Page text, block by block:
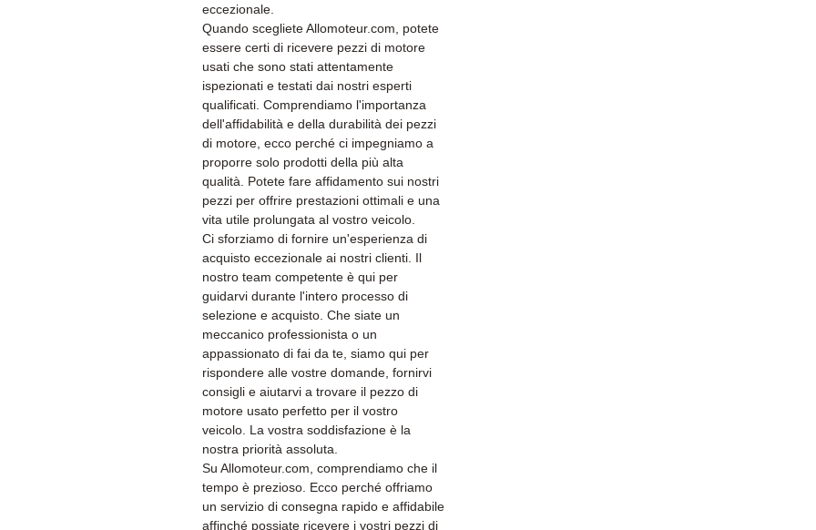
eccezionale.
Quando scegliete Allomoteur.com, potete
essere certi di ricevere pezzi di motore
usati che sono stati attentamente
ispezionati e testati dai nostri esperti
qualificati. Comprendiamo l'importanza
dell'affidabilità e della durabilità dei pezzi
di motore, ecco perché ci impegniamo a
proporre solo prodotti della più alta
qualità. Potete fare affidamento sui nostri
pezzi per offrire prestazioni ottimali e una
vita utile prolungata al vostro veicolo.
Ci sforziamo di fornire un'esperienza di
acquisto eccezionale ai nostri clienti. Il
nostro team competente è qui per
guidarvi durante l'intero processo di
selezione e acquisto. Che siate un
meccanico professionista o un
appassionato di fai da te, siamo qui per
rispondere alle vostre domande, fornirvi
consigli e aiutarvi a trovare il pezzo di
motore usato perfetto per il vostro
veicolo. La vostra soddisfazione è la
nostra priorità assoluta.
Su Allomoteur.com, comprendiamo che il
tempo è prezioso. Ecco perché offriamo
un servizio di consegna rapido e affidabile
affinché possiate ricevere i vostri pezzi di